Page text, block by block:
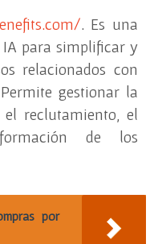
. Es una
para simplificar y
relacionados con
gestionar la
el reclutamiento, el
de los
por